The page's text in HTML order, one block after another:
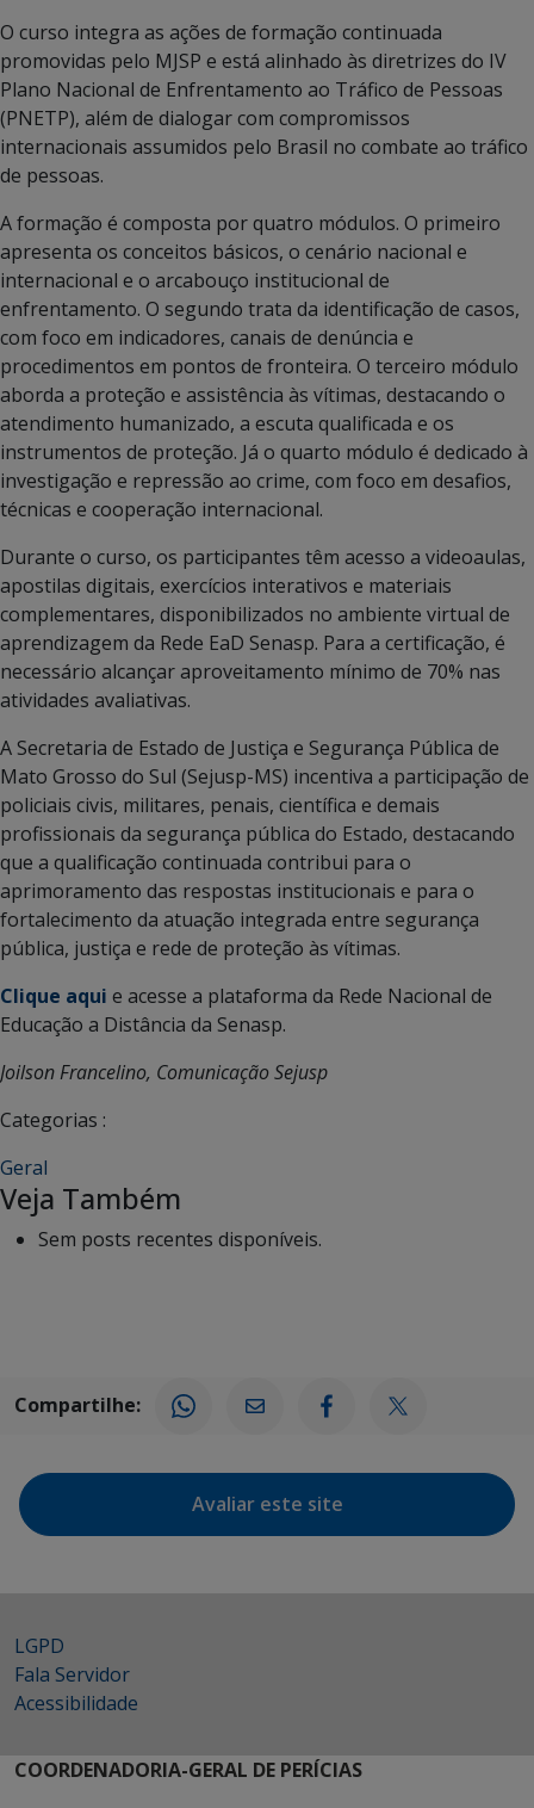
O curso integra as ações de formação continuada
promovidas pelo MJSP e está alinhado às diretrizes do IV
Plano Nacional de Enfrentamento ao Tráfico de Pessoas
(PNETP), além de dialogar com compromissos
internacionais assumidos pelo Brasil no combate ao tráfico
de pessoas.
A formação é composta por quatro módulos. O primeiro
apresenta os conceitos básicos, o cenário nacional e
internacional e o arcabouço institucional de
enfrentamento. O segundo trata da identificação de casos,
com foco em indicadores, canais de denúncia e
procedimentos em pontos de fronteira. O terceiro módulo
aborda a proteção e assistência às vítimas, destacando o
atendimento humanizado, a escuta qualificada e os
instrumentos de proteção. Já o quarto módulo é dedicado à
investigação e repressão ao crime, com foco em desafios,
técnicas e cooperação internacional.
Durante o curso, os participantes têm acesso a videoaulas,
apostilas digitais, exercícios interativos e materiais
complementares, disponibilizados no ambiente virtual de
aprendizagem da Rede EaD Senasp. Para a certificação, é
necessário alcançar aproveitamento mínimo de 70% nas
atividades avaliativas.
A Secretaria de Estado de Justiça e Segurança Pública de
Mato Grosso do Sul (Sejusp-MS) incentiva a participação de
policiais civis, militares, penais, científica e demais
profissionais da segurança pública do Estado, destacando
que a qualificação continuada contribui para o
aprimoramento das respostas institucionais e para o
fortalecimento da atuação integrada entre segurança
pública, justiça e rede de proteção às vítimas.
Clique aqui e acesse a plataforma da Rede Nacional de
Educação a Distância da Senasp.
Joilson Francelino, Comunicação Sejusp
Categorias :
Geral
Veja Também
Sem posts recentes disponíveis.
Compartilhe:
Avaliar este site
LGPD
Fala Servidor
Acessibilidade
COORDENADORIA-GERAL DE PERÍCIAS